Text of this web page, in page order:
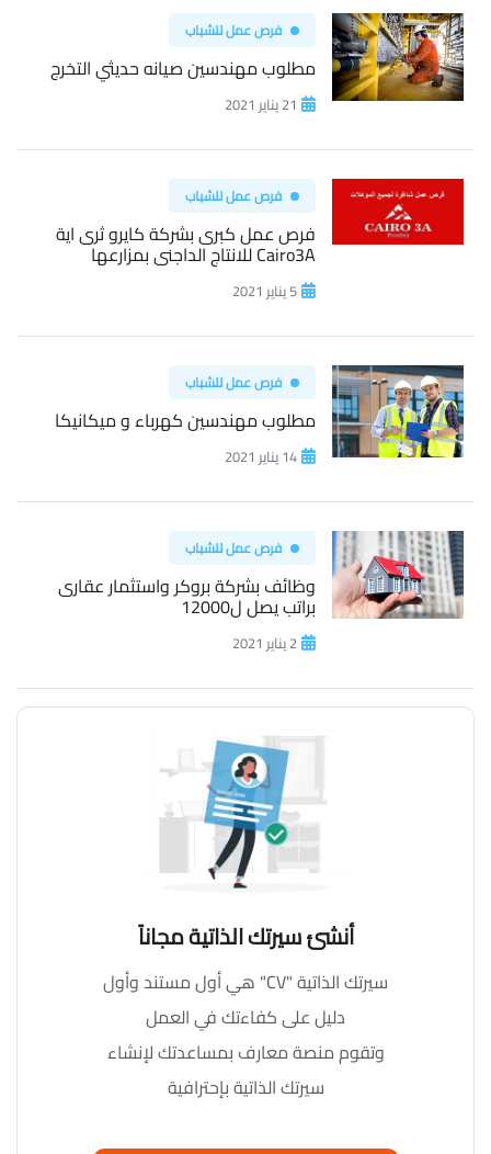
فرص عمل للشباب
مطلوب مهندسين صيانه حديثي التخرج
21 يناير 2021
فرص عمل للشباب
فرص عمل كبرى بشركة كايرو ثرى اية
Cairo3A للانتاج الداجنى بمزارعها
5 يناير 2021
فرص عمل للشباب
مطلوب مهندسين كهرباء و ميكانيكا
14 يناير 2021
فرص عمل للشباب
وظائف بشركة بروكر واستثمار عقارى
براتب يصل ل12000
2 يناير 2021
أنشئ سيرتك الذاتية مجاناً
سيرتك الذاتية "CV" هي أول مستند وأول
دليل على كفاءتك في العمل
وتقوم منصة معارف بمساعدتك لإنشاء
سيرتك الذاتية بإحترافية